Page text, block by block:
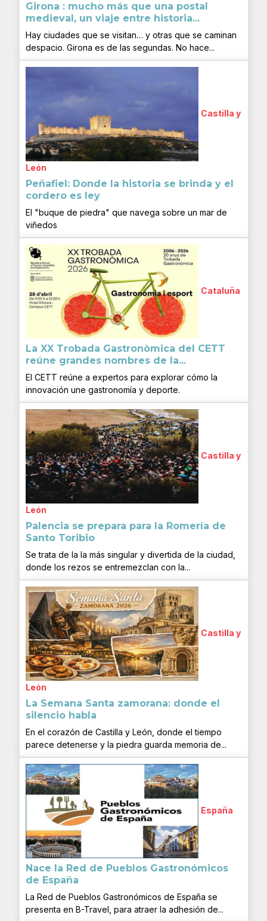
Girona : mucho más que una postal
medieval, un viaje entre historia...
Hay ciudades que se visitan… y otras que se caminan
despacio. Girona es de las segundas. No hace...
Castilla y
León
Peñafiel: Donde la historia se brinda y el
cordero es ley
El "buque de piedra" que navega sobre un mar de
viñedos
Cataluña
La XX Trobada Gastronòmica del CETT
reúne grandes nombres de la...
El CETT reúne a expertos para explorar cómo la
innovación une gastronomía y deporte.
Castilla y
León
Palencia se prepara para la Romería de
Santo Toribio
Se trata de la la más singular y divertida de la ciudad,
donde los rezos se entremezclan con la...
Castilla y
León
La Semana Santa zamorana: donde el
silencio habla
En el corazón de Castilla y León, donde el tiempo
parece detenerse y la piedra guarda memoria de...
España
Nace la Red de Pueblos Gastronómicos
de España
La Red de Pueblos Gastronómicos de España se
presenta en B-Travel, para atraer la adhesión de...